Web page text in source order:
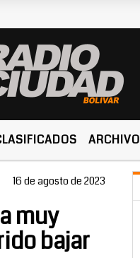
ARCHIVO
16 de agosto de 2023
muy
bajar